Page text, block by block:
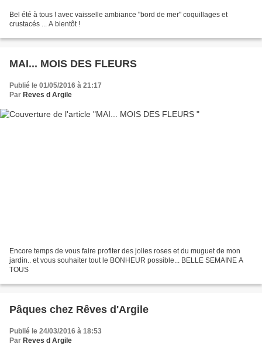
Bel été à tous ! avec vaisselle ambiance "bord de mer" coquillages et
crustacés ... A bientôt !
MAI... MOIS DES FLEURS
Publié le 01/05/2016 à 21:17
Par Reves d Argile
Encore temps de vous faire profiter des jolies roses et du muguet de mon
jardin.. et vous souhaiter tout le BONHEUR possible... BELLE SEMAINE A
TOUS
Pâques chez Rêves d'Argile
Publié le 24/03/2016 à 18:53
Par Reves d Argile